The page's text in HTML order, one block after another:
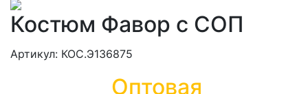
Костюм Фавор с СОП
Артикул: КОС.Э136875
Оптовая